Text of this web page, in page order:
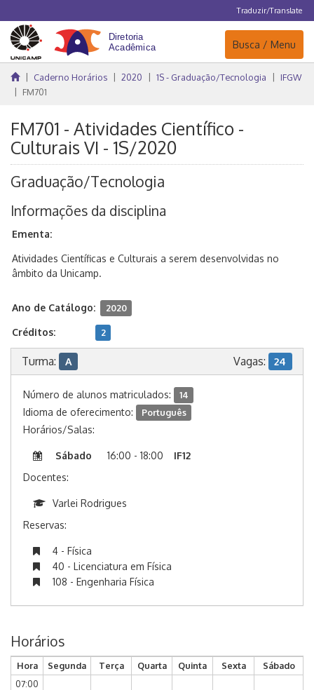
Traduzir/Translate
Navegação
Busca / Menu
Caderno Horários 2020 1S - Graduação/Tecnologia
IFGW
FM701
FM701 - Atividades Científico -
Culturais VI - 1S/2020
Graduação/Tecnologia
Informações da disciplina
Ementa:
Atividades Científicas e Culturais a serem desenvolvidas no
âmbito da Unicamp.
Ano de Catálogo: 2020
Créditos: 2
Turma: A Vagas: 24
Número de alunos matriculados: 14
Idioma de oferecimento: Português
Horários/Salas:
Sábado 16:00 - 18:00
IF12
Docentes:
Varlei Rodrigues
Reservas:
4 - Física
40 - Licenciatura em Física
108 - Engenharia Física
Horários
Hora Segunda Terça Quarta Quinta Sexta
Sábado
07:00